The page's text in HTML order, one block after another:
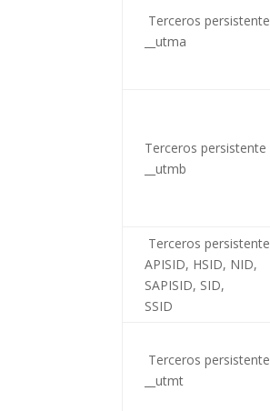
Terceros persistente
__utma
Terceros persistente
__utmb
Terceros persistente
APISID, HSID, NID,
SAPISID, SID,
SSID
Terceros persistente
__utmt